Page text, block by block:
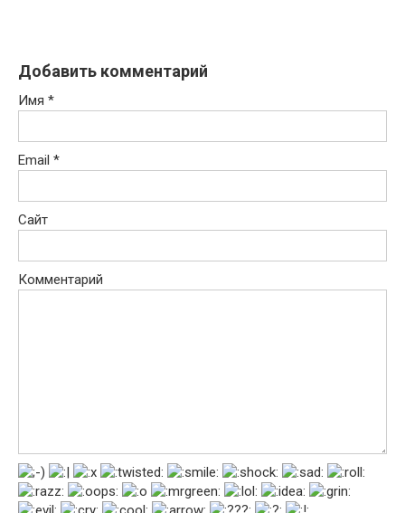
Добавить комментарий
Имя *
Email *
Сайт
Комментарий